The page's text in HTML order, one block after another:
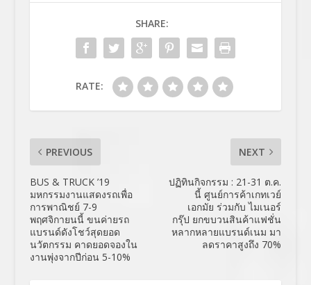
SHARE:
RATE:
PREVIOUS
BUS & TRUCK ’19
มหกรรมงานแสดงรถเพื่อ
การพาณิชย์ 7-9
พฤศจิกายนนี้ ขนค่ายรถ
แบรนด์ดังโชว์สุดยอด
นวัตกรรม คาดยอดจองใน
งานพุ่งจากปีก่อน 5-10%
NEXT
ปฏิทินกิจกรรม : 21-31 ต.ค.
นี้ ศูนย์การค้าเกทเวย์
เอกมัย ร่วมกับ ไมเนอร์
กรุ๊ป ยกขบวนสินค้าแฟชั่น
หลากหลายแบรนด์เนม มา
ลดราคาสูงถึง 70%